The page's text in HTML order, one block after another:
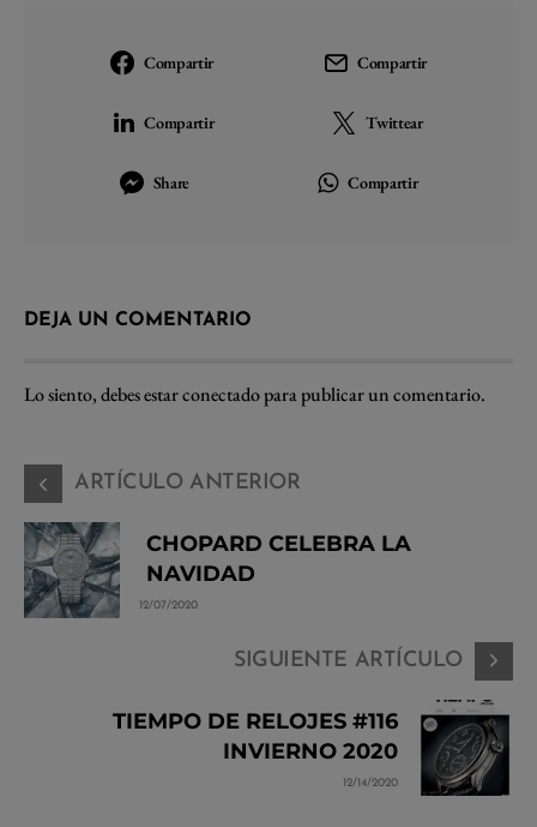
Compartir Compartir
Compartir Twittear
Share Compartir
DEJA UN COMENTARIO
Lo siento, debes estarconectadopara publicar un comentario.
ARTÍCULO ANTERIOR
CHOPARD CELEBRA LA
NAVIDAD
12/07/2020
SIGUIENTE ARTÍCULO
TIEMPO DE RELOJES #116
INVIERNO 2020
12/14/2020